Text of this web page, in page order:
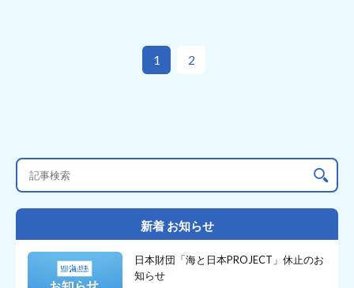
1 2
新着 お知らせ
日本財団「海と日本PROJECT」休止のお
知らせ